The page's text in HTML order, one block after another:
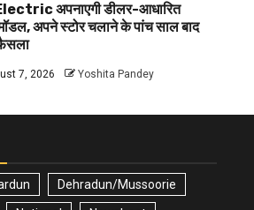
अपनाएगी डीलर-आधारित
अपने स्टोर चलाने के पांच साल बाद
7, 2026 Yoshita Pandey
Dehradun/Mussoorie